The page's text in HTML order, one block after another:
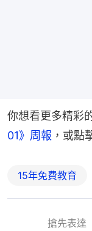
你想看更多精彩
01》周報 ，或點
15年免費教育
搶先表達